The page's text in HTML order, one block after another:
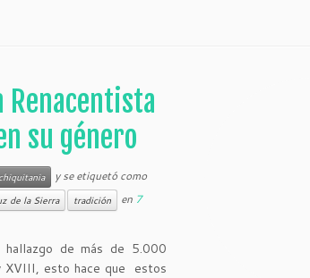
Renacentista
su género
y se etiquetó como
de la Sierra tradición en 7
de más de 5.000
XVIII, esto hace que estos